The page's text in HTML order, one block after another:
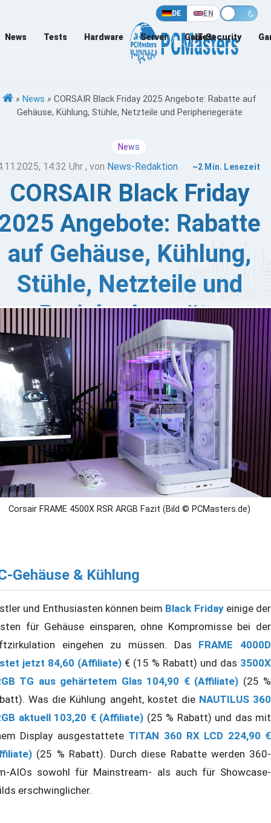
DE EN
News Tests Hardware Server Games
IT-Security
» News » CORSAIR Black Friday 2025 Angebote: Rabatte auf
Gehäuse, Kühlung, Stühle, Netzteile und Peripheriegeräte
News
14:32 Uhr , von News-Redaktion ~2 Min. Lesezeit
CORSAIR Black Friday
Angebote: Rabatte
auf Gehäuse, Kühlung,
Stühle, Netzteile und
Peripheriegeräte
startet auch dieses Jahr zum Black Friday 2025
Rabattaktionen, die wir für euch
haben. So gibt es Rabatte auf
aus dem Komponentensortiment und starke
auf Gaming-Peripheriegeräte. Die
umfassen Gehäuse, Netzteile, Schreibtische,
Mäuse und Tastaturen.
Corsair FRAME 4500X RSR ARGB Fazit (Bild © PCMasters.de)
Gehäuse & Kühlung
und Enthusiasten können beim Black Fridayeinige der
für Gehäuse einsparen, ohne Kompromisse bei der
eingehen zu müssen. Das FRAME 4000D
jetzt 84,60 (Affiliate) € (15 % Rabatt) und das 3500X
TG aus gehärtetem Glas 104,90 € (Affiliate) (25 %
Was die Kühlung angeht, kostet die NAUTILUS 360
aktuell 103,20 € (Affiliate) (25 % Rabatt) und das mit
Display ausgestattete TITAN 360 RX LCD 224,90 €
(25 % Rabatt). Durch diese Rabatte werden 360-
AIOs sowohl für Mainstream- als auch für Showcase-
erschwinglicher.